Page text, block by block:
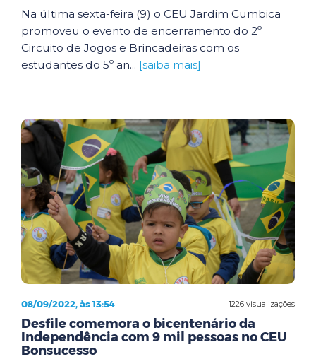
Na última sexta-feira (9) o CEU Jardim Cumbica
promoveu o evento de encerramento do 2º
Circuito de Jogos e Brincadeiras com os
estudantes do 5º an... [saiba mais]
1226 visualizações
08/09/2022, às 13:54
Desfile comemora o bicentenário da
Independência com 9 mil pessoas no CEU
Bonsucesso